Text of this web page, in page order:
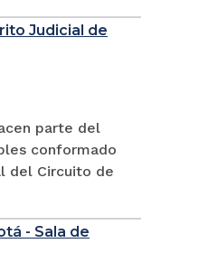
Judicial de
parte del
conformado
del Circuito de
- Sala de